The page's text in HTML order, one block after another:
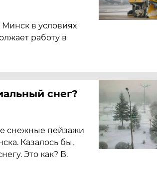
в условиях
работу в
снег?
снежные пейзажи
Казалось бы,
Это как? В.